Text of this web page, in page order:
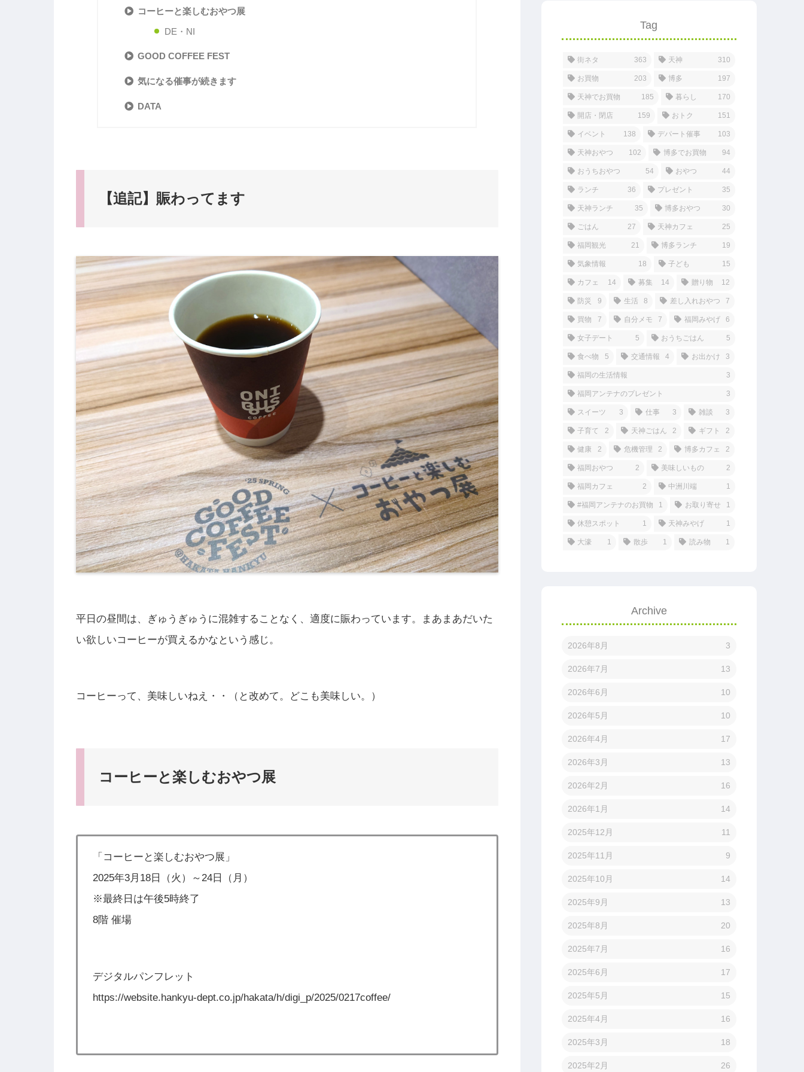
コーヒーと楽しむおやつ展
DE・NI
GOOD COFFEE FEST
気になる催事が続きます
DATA
【追記】賑わってます
平日の昼間は、ぎゅうぎゅうに混雑することなく、適度に賑わっています。まあまあだいた
い欲しいコーヒーが買えるかなという感じ。
コーヒーって、美味しいねえ・・（と改めて。どこも美味しい。）
コーヒーと楽しむおやつ展
「コーヒーと楽しむおやつ展」
2025年3月18日（火）～24日（月）
※最終日は午後5時終了
8階 催場
デジタルパンフレット
https://website.hankyu-dept.co.jp/hakata/h/digi_p/2025/0217coffee/
Tag
街ネタ 363 天神 310
お買物 203 博多 197
天神でお買物 185 暮らし 170
開店・閉店 159 おトク 151
イベント 138 デパート催事 103
天神おやつ 102 博多でお買物 94
おうちおやつ 54 おやつ 44
ランチ 36 プレゼント 35
天神ランチ 35 博多おやつ 30
ごはん 27 天神カフェ 25
福岡観光 21 博多ランチ 19
気象情報 18 子ども 15
カフェ 14 募集 14 贈り物 12
防災 9 生活 8 差し入れおやつ 7
買物 7 自分メモ 7 福岡みやげ 6
女子デート 5 おうちごはん 5
食べ物 5 交通情報 4 お出かけ 3
福岡の生活情報 3
福岡アンテナのプレゼント 3
スイーツ 3 仕事 3 雑談 3
子育て 2 天神ごはん 2 ギフト 2
健康 2 危機管理 2 博多カフェ 2
福岡おやつ 2 美味しいもの 2
福岡カフェ 2 中洲川端 1
#福岡アンテナのお買物 1 お取り寄せ 1
休憩スポット 1 天神みやげ 1
大濠 1 散歩 1 読み物 1
Archive
2026年8月 3
2026年7月 13
2026年6月 10
2026年5月 10
2026年4月 17
2026年3月 13
2026年2月 16
2026年1月 14
2025年12月 11
2025年11月 9
2025年10月 14
2025年9月 13
2025年8月 20
2025年7月 16
2025年6月 17
2025年5月 15
2025年4月 16
2025年3月 18
2025年2月 26